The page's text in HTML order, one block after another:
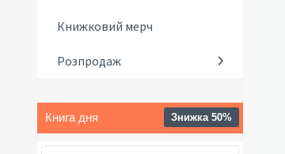
Книжковий мерч
Розпродаж
Книга дня Знижка 50%